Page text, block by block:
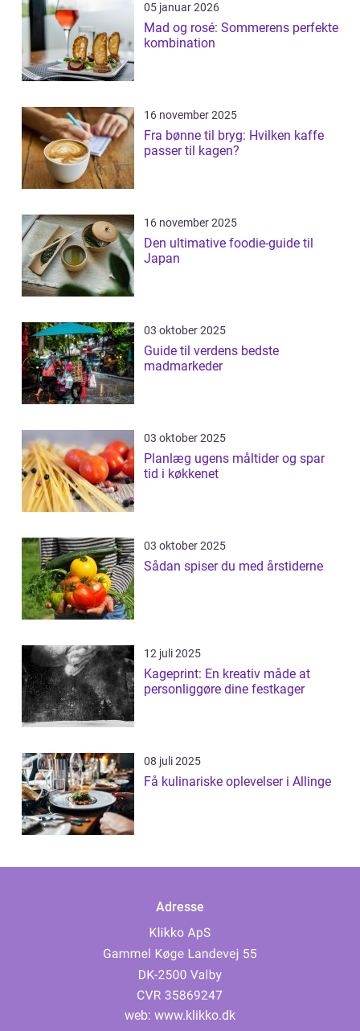
05 januar 2026
Mad og rosé: Sommerens perfekte
kombination
16 november 2025
Fra bønne til bryg: Hvilken kaffe
passer til kagen?
16 november 2025
Den ultimative foodie-guide til
Japan
03 oktober 2025
Guide til verdens bedste
madmarkeder
03 oktober 2025
Planlæg ugens måltider og spar
tid i køkkenet
03 oktober 2025
Sådan spiser du med årstiderne
12 juli 2025
Kageprint: En kreativ måde at
personliggøre dine festkager
08 juli 2025
Få kulinariske oplevelser i Allinge
Adresse
web: www.klikko.dk